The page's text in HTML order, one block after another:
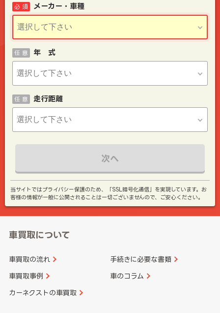
メーカー・車種
必 須
年 式
任 意
走行距離
任 意
次へ
当サイトではプライバシー保護のため、「SSL暗号化通信」を実現しています。お
客様の情報が一般に公開されることは一切ございませんので、ご安心ください。
車買取について
車買取の流れ 手続きに必要な書類
車買取事例 車のコラム
カーネクストの車買取